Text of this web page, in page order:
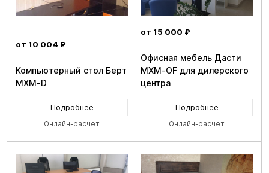
от 10 004 ₽
Компьютерный стол Берт
MXM-D
Подробнее
Онлайн-расчёт
от 15 000 ₽
Офисная мебель Дасти
MXM-OF для дилерского
центра
Подробнее
Онлайн-расчёт